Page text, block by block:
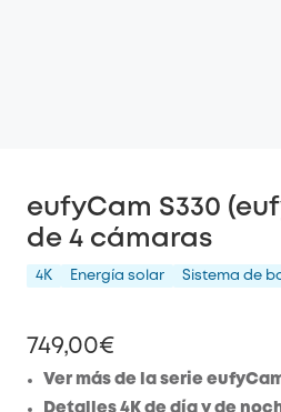
eufyCam S330
de 4 cámaras
4K Energía solar Sistema de
749,00€
Ver más de la serie
Detalles 4K de día y de